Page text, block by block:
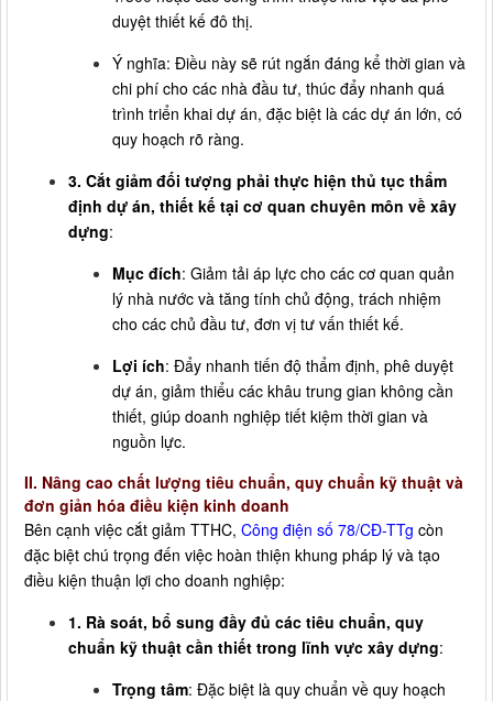
duyệt thiết kế đô thị.
Ý nghĩa: Điều này sẽ rút ngắn đáng kể thời gian và
chi phí cho các nhà đầu tư, thúc đẩy nhanh quá
trình triển khai dự án, đặc biệt là các dự án lớn, có
quy hoạch rõ ràng.
3. Cắt giảm đối tượng phải thực hiện thủ tục thẩm
định dự án, thiết kế tại cơ quan chuyên môn về xây
dựng:
Mục đích: Giảm tải áp lực cho các cơ quan quản
lý nhà nước và tăng tính chủ động, trách nhiệm
cho các chủ đầu tư, đơn vị tư vấn thiết kế.
Lợi ích: Đẩy nhanh tiến độ thẩm định, phê duyệt
dự án, giảm thiểu các khâu trung gian không cần
thiết, giúp doanh nghiệp tiết kiệm thời gian và
nguồn lực.
II. Nâng cao chất lượng tiêu chuẩn, quy chuẩn kỹ thuật và
đơn giản hóa điều kiện kinh doanh
Bên cạnh việc cắt giảm TTHC, Công điện số 78/CĐ-TTg còn
đặc biệt chú trọng đến việc hoàn thiện khung pháp lý và tạo
điều kiện thuận lợi cho doanh nghiệp:
1. Rà soát, bổ sung đầy đủ các tiêu chuẩn, quy
chuẩn kỹ thuật cần thiết trong lĩnh vực xây dựng:
Trọng tâm: Đặc biệt là quy chuẩn về quy hoạch